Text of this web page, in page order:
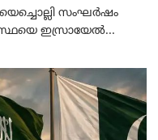
സംഘർഷം
ഇസ്രായേൽ...